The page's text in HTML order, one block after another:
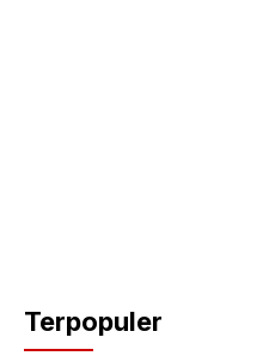
Terpopuler